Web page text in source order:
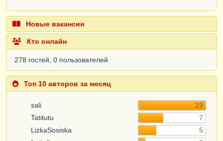
Новые вакансии
Кто онлайн
278 гостей, 0 пользователей
Топ 10 авторов за месяц
sali
19
Tatitutu
7
LizkaSosiska
5